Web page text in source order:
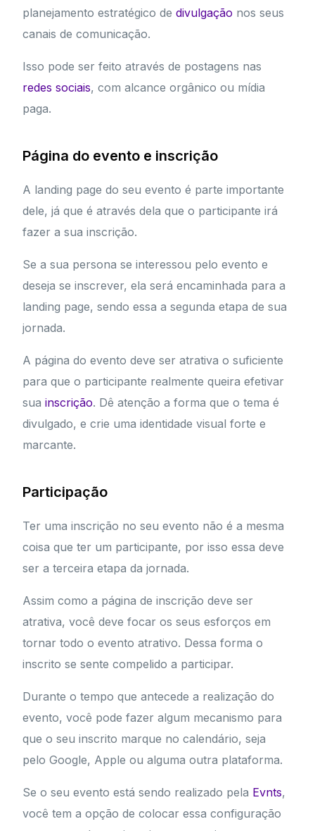
planejamento estratégico dedivulgação nos seus
canais de comunicação.
Isso pode ser feito através de postagens nas
redes sociais, com alcance orgânico ou mídia
paga.
Página do evento e inscrição
A landing page do seu evento é parte importante
dele, já que é através dela que o participante irá
fazer a sua inscrição.
Se a sua persona se interessou pelo evento e
deseja se inscrever, ela será encaminhada para a
landing page, sendo essa a segunda etapa de sua
jornada.
A página do evento deve ser atrativa o suficiente
para que o participante realmente queira efetivar
suainscrição. Dê atenção a forma que o tema é
divulgado, e crie uma identidade visual forte e
marcante.
Participação
Ter uma inscrição no seu evento não é a mesma
coisa que ter um participante, por isso essa deve
ser a terceira etapa da jornada.
Assim como a página de inscrição deve ser
atrativa, você deve focar os seus esforços em
tornar todo o evento atrativo. Dessa forma o
inscrito se sente compelido a participar.
Durante o tempo que antecede a realização do
evento, você pode fazer algum mecanismo para
que o seu inscrito marque no calendário, seja
pelo Google, Apple ou alguma outra plataforma.
Se o seu evento está sendo realizado pela Evnts,
você tem a opção de colocar essa configuração